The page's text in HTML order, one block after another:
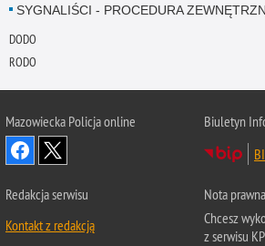
SYGNALIŚCI - PROCEDURA
DODO
RODO
Mazowiecka Policja online
Biuletyn
Redakcja serwisu
Kontakt z redakcją
Nota prawna
Chcesz
z serwisu